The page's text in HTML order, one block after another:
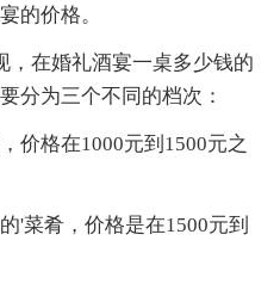
的价格。
，在婚礼酒宴一桌多少钱的
分为三个不同的档次：
价格在1000元到1500元之
'菜肴，价格是在1500元到